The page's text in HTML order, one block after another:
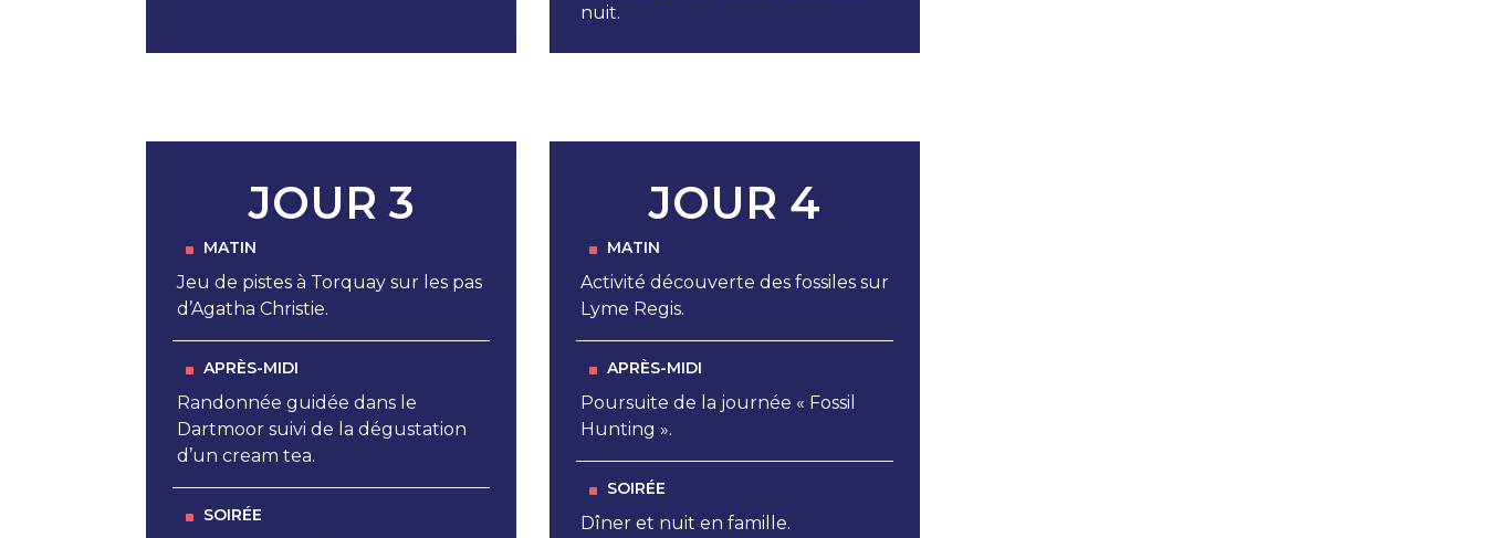
nuit.
JOUR 3
MATIN
Jeu de pistes à Torquay sur les pas
d’Agatha Christie.
APRÈS-MIDI
Randonnée guidée dans le
Dartmoor suivi de la dégustation
d’un cream tea.
SOIRÉE
JOUR 4
MATIN
Activité découverte des fossiles sur
Lyme Regis.
APRÈS-MIDI
Poursuite de la journée « Fossil
Hunting ».
SOIRÉE
Dîner et nuit en famille.